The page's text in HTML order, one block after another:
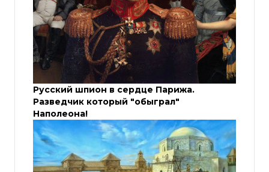
Русский шпион в сердце Парижа.
Разведчик который "обыграл"
Наполеона!